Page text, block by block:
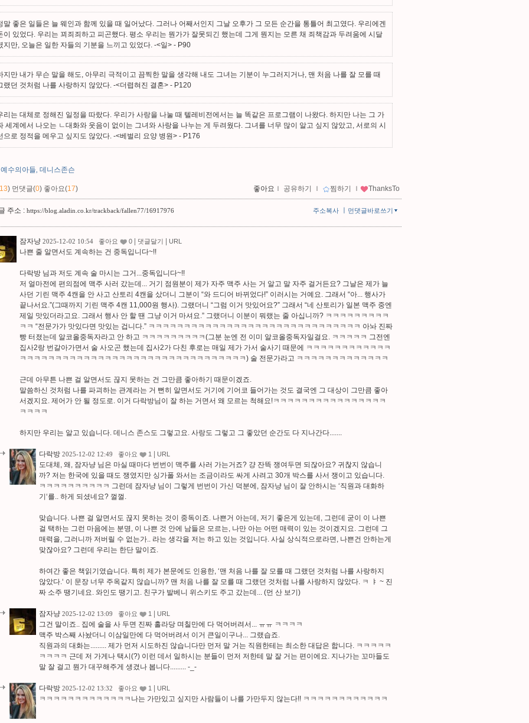
말 좋은 일들은 늘 웨인과 함께 있을 때 일어났다. 그러나 어째서인지 그날 오후가 그 모든 순간을 통틀어 최고였다. 우리에겐
이 있었다. 우리는 꾀죄죄하고 피곤했다. 평소 우리는 뭔가가 잘못되긴 했는데 그게 뭔지는 모른 채 죄책감과 두려움에 시달
지만, 오늘은 일한 자들의 기분을 느끼고 있었다. -<일> - P90
지만 내가 무슨 말을 해도, 아무리 극적이고 끔찍한 말을 생각해 내도 그녀는 기분이 누그러지거나, 맨 처음 나를 잘 모를 때
랬던 것처럼 나를 사랑하지 않았다. -<더렵혀진 결혼> - P120
리는 대체로 정해진 일정을 따랐다. 우리가 사랑을 나눌 때 텔레비전에서는 늘 똑같은 프로그램이 나왔다. 하지만 나는 그 가
세계에서 나오는 ㄴ대화와 웃음이 없이는 그녀와 사랑을 나누는 게 두려웠다. 그녀를 너무 많이 알고 싶지 않았고, 서로의 시
으로 정적을 메우고 싶지도 않았다. -<베벌리 요양 병원> - P176
예수의아들, 데니스존슨
13) 먼댓글(0) 좋아요(17) 좋아요 ｌ 공유하기 ｌ 찜하기 ｌ ThanksTo
주소 : https://blog.aladin.co.kr/trackback/fallen77/16917976 먼댓글바로쓰기
주소복사
잠자냥 2025-12-02 10:54 좋아요 0 댓글달기 URL
나쁜 줄 알면서도 계속하는 건 중독입니다~!!
다락방 님과 저도 계속 술 마시는 그거...중독입니다~!!
저 얼마전에 편의점에 맥주 사러 갔는데... 거기 점원분이 제가 자주 맥주 사는 거 알고 말 자주 걸거든요? 그날은 제가 늘
사던 기린 맥주 4캔을 안 사고 산토리 4캔을 샀더니 그분이 “와 드디어 바뀌었다!” 이러시는 거예요. 그래서 “아... 행사가
끝나서요.”(그때까지 기린 맥주 4캔 11,000원 행사). 그랬더니 “그럼 이거 맛있어요?” 그래서 “네 산토리가 일본 맥주 중엔
제일 맛있더라고요. 그래서 행사 안 할 땐 그냥 이거 마셔요.” 그랬더니 이분이 뭐랬는 줄 아십니까? ㅋㅋㅋㅋㅋㅋㅋㅋㅋ
ㅋㅋ “전문가가 맛있다면 맛있는 겁니다.” ㅋㅋㅋㅋㅋㅋㅋㅋㅋㅋㅋㅋㅋㅋㅋㅋㅋㅋㅋㅋㅋㅋㅋㅋㅋㅋㅋㅋㅋㅋ 아놔 진짜
빵 터졌는데 알코올중독자라고 안 하고 ㅋㅋㅋㅋㅋㅋㅋㅋㅋ(그분 눈엔 전 이미 알코올중독자일걸요. ㅋㅋㅋㅋㅋ 그전엔
집사2랑 번갈아가면서 술 사오곤 했는데 집사2가 다친 후로는 매일 제가 가서 술사기 때문에 ㅋㅋㅋㅋㅋㅋㅋㅋㅋㅋㅋㅋ
ㅋㅋㅋㅋㅋㅋㅋㅋㅋㅋㅋㅋㅋㅋㅋㅋㅋㅋㅋㅋㅋㅋㅋㅋㅋㅋㅋㅋㅋㅋㅋㅋ) 술 전문가라고 ㅋㅋㅋㅋㅋㅋㅋㅋㅋㅋㅋㅋㅋ
근데 아무튼 나쁜 걸 알면서도 끊지 못하는 건 그만큼 좋아하기 때문이겠죠.
말씀하신 것처럼 나를 파괴하는 관계라는 거 뻔히 알면서도 거기에 기어코 들어가는 것도 결국엔 그 대상이 그만큼 좋아
서겠지요. 제어가 안 될 정도로. 이거 다락방님이 잘 하는 거면서 왜 모르는 척해요!ㅋㅋㅋㅋㅋㅋㅋㅋㅋㅋㅋㅋㅋㅋㅋㅋ
ㅋㅋㅋㅋ
하지만 우리는 알고 있습니다. 데니스 존스도 그렇고요. 사랑도 그렇고 그 좋았던 순간도 다 지나간다.......
다락방 2025-12-02 12:49 좋아요 1 URL
도대체, 왜, 잠자냥 님은 마실 때마다 번번이 맥주를 사러 가는거죠? 걍 잔뜩 쟁여두면 되잖아요? 귀찮지 않습니
까? 저는 한국에 있을 때도 쟁였지만 싱가폴 와서는 조금이라도 싸게 사려고 30개 박스를 사서 쟁이고 있습니다.
ㅋㅋㅋㅋㅋㅋㅋㅋㅋㅋ 그런데 잠자냥 님이 그렇게 번번이 가신 덕분에, 잠자냥 님이 잘 안하시는 ‘직원과 대화하
기‘를.. 하게 되셨네요? 껄껄.
맞습니다. 나쁜 걸 알면서도 끊지 못하는 것이 중독이죠. 나쁜거 아는데, 저기 좋은게 있는데, 그런데 굳이 이 나쁜
걸 택하는 그런 마음에는 분명, 이 나쁜 것 안에 남들은 모르는, 나만 아는 어떤 매력이 있는 것이겠지요. 그런데 그
매력을, 그러니까 저버릴 수 없는가.. 라는 생각을 저는 하고 있는 것입니다. 사실 상식적으로라면, 나쁜건 안하는게
맞잖아요? 그런데 우리는 한단 말이죠.
하여간 좋은 책읽기였습니다. 특히 제가 본문에도 인용한, ‘맨 처음 나를 잘 모를 때 그랬던 것처럼 나를 사랑하지
않았다.‘ 이 문장 너무 주옥같지 않습니까? 맨 처음 나를 잘 모를 때 그랬던 것처럼 나를 사랑하지 않았다. ㅋ ㅑ ~ 진
짜 소주 땡기네요. 와인도 땡기고. 친구가 발베니 위스키도 주고 갔는데... (먼 산 보기)
잠자냥 2025-12-02 13:09 좋아요 1 URL
그건 말이죠.. 집에 술을 사 두면 진짜 홀라당 며칠만에 다 먹어버려서... ㅠㅠ ㅋㅋㅋㅋ
맥주 박스째 사놨더니 이삼일만에 다 먹어버려서 이거 큰일이구나... 그랬습죠.
직원과의 대화는......... 제가 먼저 시도하진 않습니다만 먼저 말 거는 직원한테는 최소한 대답은 합니다. ㅋㅋㅋㅋㅋ
ㅋㅋㅋㅋ 근데 저 가게나 택시(?) 이런 데서 일하시는 분들이 먼저 저한테 말 잘 거는 편이에요. 지나가는 꼬마들도
말 잘 걸고 뭔가 대꾸해주게 생겼나 봅니다......... -_-
다락방 2025-12-02 13:32 좋아요 1 URL
ㅋㅋㅋㅋㅋㅋㅋㅋㅋㅋㅋㅋㅋ나는 가만있고 싶지만 사람들이 나를 가만두지 않는다!! ㅋㅋㅋㅋㅋㅋㅋㅋㅋㅋㅋㅋ